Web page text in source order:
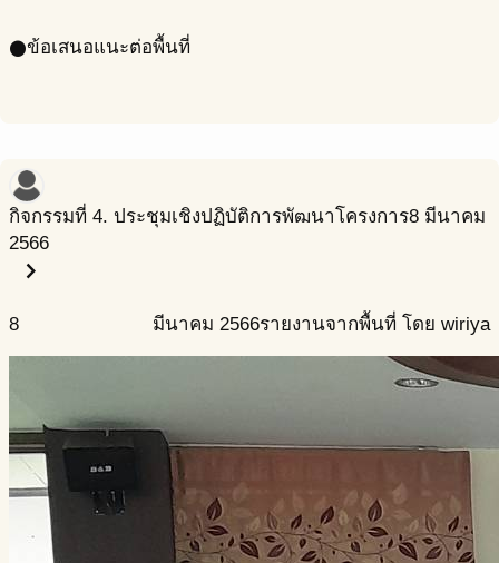
circleข้อเสนอแนะต่อพื้นที่
กิจกรรมที่ 4. ประชุมเชิงปฏิบัติการพัฒนาโครงการ8 มีนาคม
2566
chevron_right
8 มีนาคม 2566รายงานจากพื้นที่ โดย wiriya